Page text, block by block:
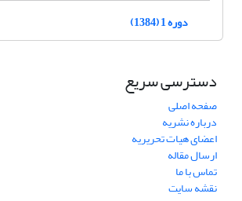
دوره 1 (1384)
دسترسی سریع
صفحه اصلی
درباره نشریه
اعضای هیات تحریریه
ارسال مقاله
تماس با ما
نقشه سایت